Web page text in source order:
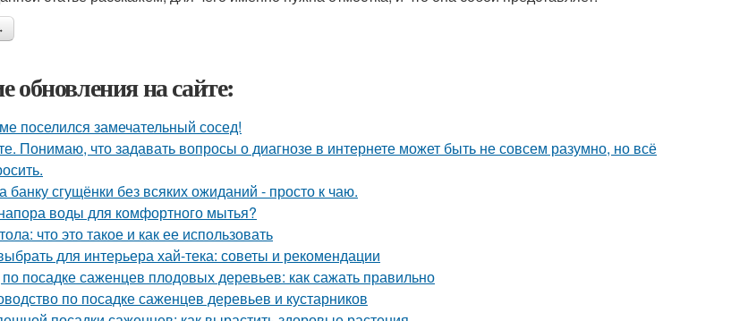
обновления на сайте:
поселился замечательный сосед!
Понимаю, что задавать вопросы о диагнозе в интернете может быть не совсем разумно, но всё
банку сгущёнки без всяких ожиданий - просто к чаю.
воды для комфортного мытья?
что это такое и как ее использовать
для интерьера хай-тека: советы и рекомендации
посадке саженцев плодовых деревьев: как сажать правильно
по посадке саженцев деревьев и кустарников